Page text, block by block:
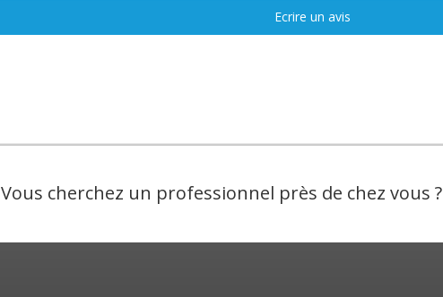
Ecrire un avis
Vous cherchez un professionnel près de chez vous ?